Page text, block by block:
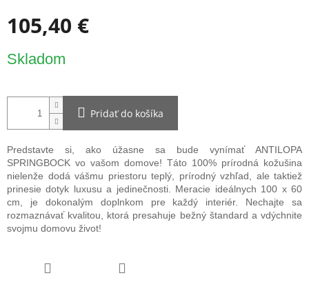
105,40 €
cena:
Skladom
Pridať do košíka
Predstavte si, ako úžasne sa bude vynímať ANTILOPA
SPRINGBOCK vo vašom domove! Táto 100% prírodná kožušina
nielenže dodá vášmu priestoru teplý, prírodný vzhľad, ale taktiež
prinesie dotyk luxusu a jedinečnosti. Meracie ideálnych 100 x 60
cm, je dokonalým doplnkom pre každý interiér. Nechajte sa
rozmaznávať kvalitou, ktorá presahuje bežný štandard a vdýchnite
svojmu domovu život!